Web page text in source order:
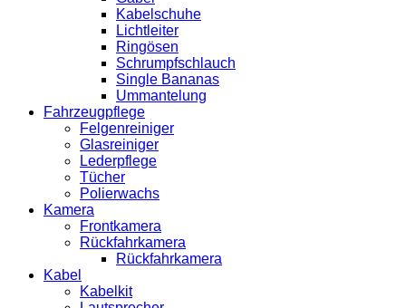
Kabelschuhe
Lichtleiter
Ringösen
Schrumpfschlauch
Single Bananas
Ummantelung
Fahrzeugpflege
Felgenreiniger
Glasreiniger
Lederpflege
Tücher
Polierwachs
Kamera
Frontkamera
Rückfahrkamera
Rückfahrkamera
Kabel
Kabelkit